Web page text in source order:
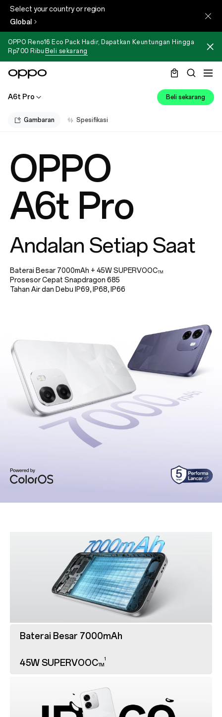
Select your country or region
Global
OPPO Reno16 Eco Pack Hadir, Dapatkan Keuntungan Hingga
Rp700 Ribu Beli sekarang
A6t Pro Beli sekarang
Gambaran Spesifikasi
OPPO
A6t Pro
Andalan Setiap Saat
Baterai Besar 7000mAh + 45W SUPERVOOCTM
Prosesor Cepat Snapdragon 685
Tahan Air dan Debu IP69, IP68, IP66
Baterai Besar 7000mAh
45W SUPERVOOCTM
1